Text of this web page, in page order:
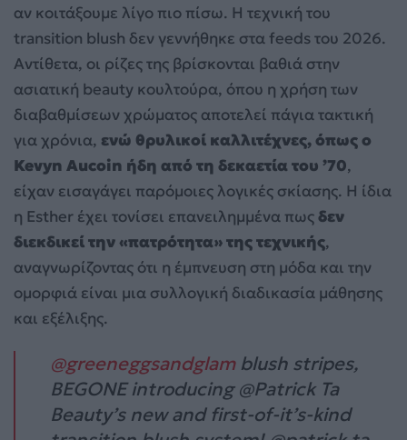
αν κοιτάξουμε λίγο πιο πίσω. Η τεχνική του
transition blush δεν γεννήθηκε στα feeds του 2026.
Αντίθετα, οι ρίζες της βρίσκονται βαθιά στην
ασιατική beauty κουλτούρα, όπου η χρήση των
διαβαθμίσεων χρώματος αποτελεί πάγια τακτική
για χρόνια, ενώ θρυλικοί καλλιτέχνες, όπως ο
Kevyn Aucoin ήδη από τη δεκαετία του ’70,
είχαν εισαγάγει παρόμοιες λογικές σκίασης. Η ίδια
η Esther έχει τονίσει επανειλημμένα πωςδεν
διεκδικεί την «πατρότητα» της τεχνικής,
αναγνωρίζοντας ότι η έμπνευση στη μόδα και την
ομορφιά είναι μια συλλογική διαδικασία μάθησης
και εξέλιξης.
@greeneggsandglamblush stripes,
BEGONE introducing @Patrick Ta
Beauty’s new and first-of-it’s-kind